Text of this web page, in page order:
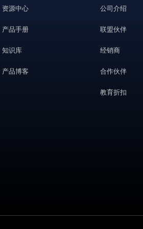
资源中心
产品手册
知识库
产品博客
公司介绍
联盟伙伴
经销商
合作伙伴
教育折扣